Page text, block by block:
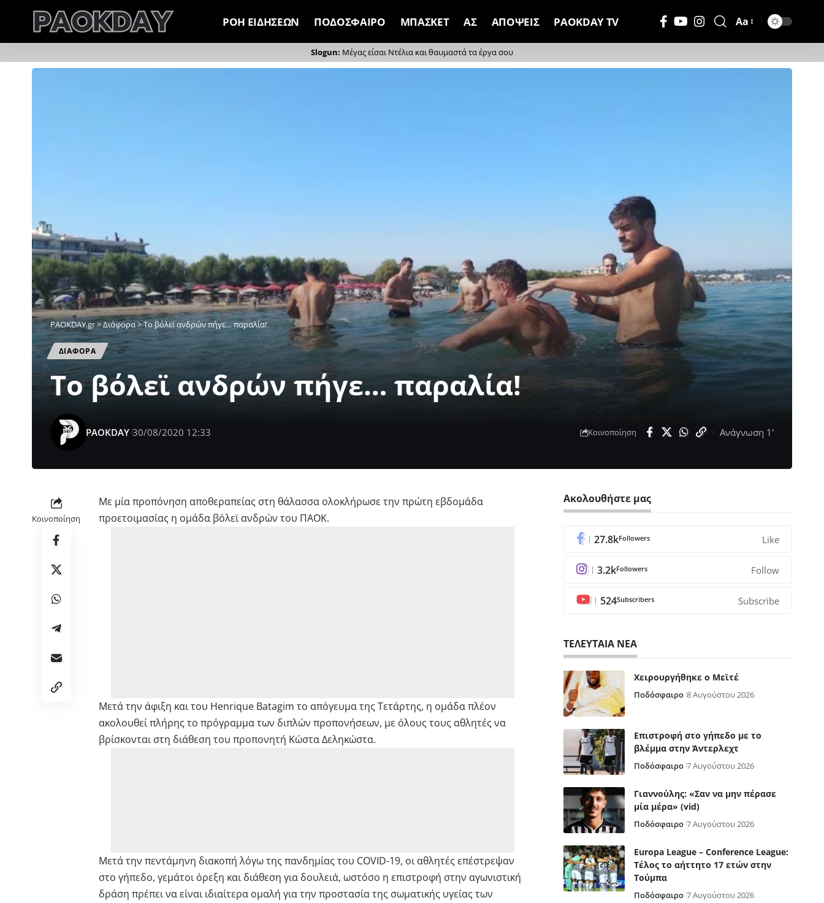
ΡΟΗ ΕΙΔΗΣΕΩΝ ΠΟΔΟΣΦΑΙΡΟ ΜΠΑΣΚΕΤ ΑΣ ΑΠΟΨΕΙΣ PAOKDAY TV
Μέγεθος
Γραμματοσειράς
Aa
Μέγας είσαι Ντέλια και θαυμαστά τα έργα σου
PAOKDAY.gr>Διάφορα>Το βόλεϊ ανδρών πήγε… παραλία!
ΔΙΑΦΟΡΑ
Το βόλεϊ ανδρών πήγε… παραλία!
PAOKDAY 30/08/2020 12:33 Κοινοποίηση Ανάγνωση 1'
Κοινοποίηση
Με μία προπόνηση αποθεραπείας στη θάλασσα ολοκλήρωσε την πρώτη εβδομάδα
προετοιμασίας η ομάδα βόλεϊ ανδρών του ΠΑΟΚ.
Μετά την άφιξη και του Henrique Batagim το απόγευμα της Τετάρτης, η ομάδα πλέον
ακολουθεί πλήρης το πρόγραμμα των διπλών προπονήσεων, με όλους τους αθλητές να
βρίσκονται στη διάθεση του προπονητή Κώστα Δεληκώστα.
Μετά την πεντάμηνη διακοπή λόγω της πανδημίας του COVID-19, οι αθλητές επέστρεψαν
στο γήπεδο, γεμάτοι όρεξη και διάθεση για δουλειά, ωστόσο η επιστροφή στην αγωνιστική
δράση πρέπει να είναι ιδιαίτερα ομαλή για την προστασία της σωματικής υγείας των
Ακολουθήστε μας
27.8kFollowers Like
3.2kFollowers Follow
524Subscribers Subscribe
ΤΕΛΕΥΤΑΙΑ ΝΕΑ
Χειρουργήθηκε ο Μεϊτέ
Ποδόσφαιρο 8 Αυγούστου 2026
Επιστροφή στο γήπεδο με το
βλέμμα στην Άντερλεχτ
Ποδόσφαιρο 7 Αυγούστου 2026
Γιαννούλης: «Σαν να μην πέρασε
μία μέρα» (vid)
Ποδόσφαιρο 7 Αυγούστου 2026
Europa League – Conference League:
Τέλος το αήττητο 17 ετών στην
Τούμπα
Ποδόσφαιρο 7 Αυγούστου 2026